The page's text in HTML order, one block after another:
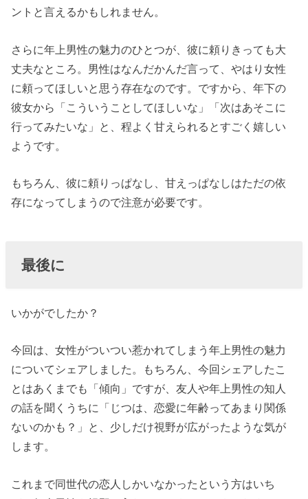
ントと言えるかもしれません。
さらに年上男性の魅力のひとつが、彼に頼りきっても大
丈夫なところ。男性はなんだかんだ言って、やはり女性
に頼ってほしいと思う存在なのです。ですから、年下の
彼女から「こういうことしてほしいな」「次はあそこに
行ってみたいな」と、程よく甘えられるとすごく嬉しい
ようです。
もちろん、彼に頼りっぱなし、甘えっぱなしはただの依
存になってしまうので注意が必要です。
最後に
いかがでしたか？
今回は、女性がついつい惹かれてしまう年上男性の魅力
についてシェアしました。もちろん、今回シェアしたこ
とはあくまでも「傾向」ですが、友人や年上男性の知人
の話を聞くうちに「じつは、恋愛に年齢ってあまり関係
ないのかも？」と、少しだけ視野が広がったような気が
します。
これまで同世代の恋人しかいなかったという方はいち